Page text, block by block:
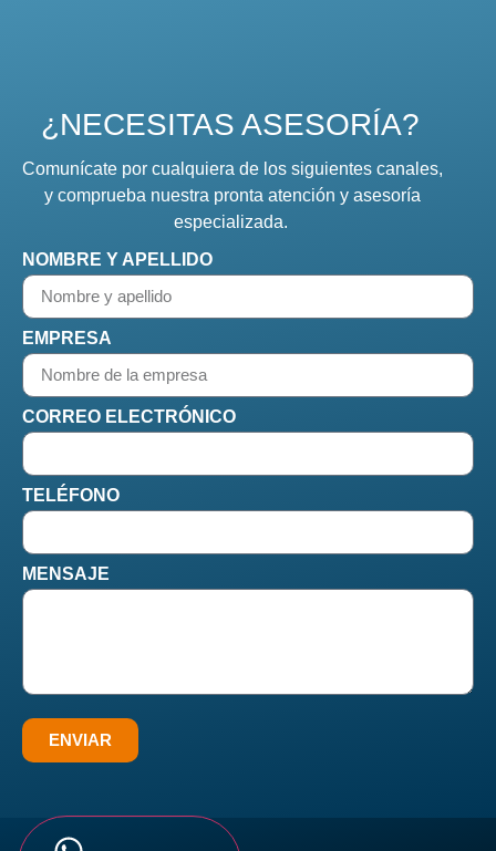
¿NECESITAS ASESORÍA?
Comunícate por cualquiera de los siguientes canales,
y comprueba nuestra pronta atención y asesoría
especializada.
NOMBRE Y APELLIDO
EMPRESA
CORREO ELECTRÓNICO
TELÉFONO
MENSAJE
ENVIAR